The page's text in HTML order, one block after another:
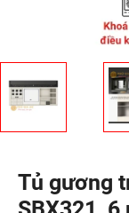
Tủ gương